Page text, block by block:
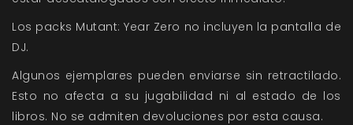
Los packs Mutant: Year Zero no incluyen la pantalla de
DJ.
Algunos ejemplares pueden enviarse sin retractilado.
Esto no afecta a su jugabilidad ni al estado de los
libros. No se admiten devoluciones por esta causa.